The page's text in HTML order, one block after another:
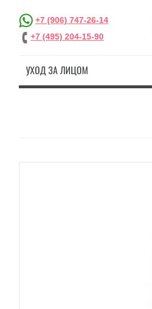
+7 (906) 747-26-14
+7 (495) 204-15-90
УХОД ЗА ЛИЦОМ